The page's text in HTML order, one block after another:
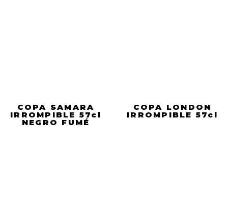
COPA SAMARA
IRROMPIBLE 57cl
NEGRO FUMÉ
COPA LONDON
IRROMPIBLE 57cl